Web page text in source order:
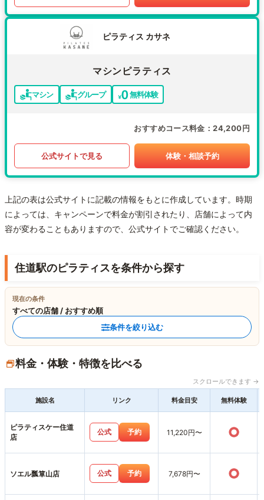
ピラティス カサネ
マシンピラティス
マシン グループ 無料体験
おすすめコース料金 24,200円
公式サイトで見る 体験・相談予約
上記の表は公式サイトに記載の情報をもとに作成しています。時期
によっては、キャンペーンで料金が割引されたり、店舗によって内
容が変わることもありますので、公式サイトでご確認ください。
住道駅のピラティスを条件から探す
現在の条件
すべての店舗 / おすすめ順
条件を絞り込む
料金・体験・特徴を比べる
スクロールできます →
施設名 リンク 料金目安 無料体験
ピラティスケー住道
店
公式 予約 11,220円〜 ○
ソエル瓢箪山店 公式 予約 7,678円〜 ○